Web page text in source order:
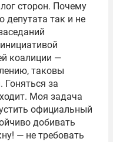
сторон. Почему
депутата так и не
коалиции —
таковы
Гоняться за
Моя задача
официальный
добивать
— не требовать